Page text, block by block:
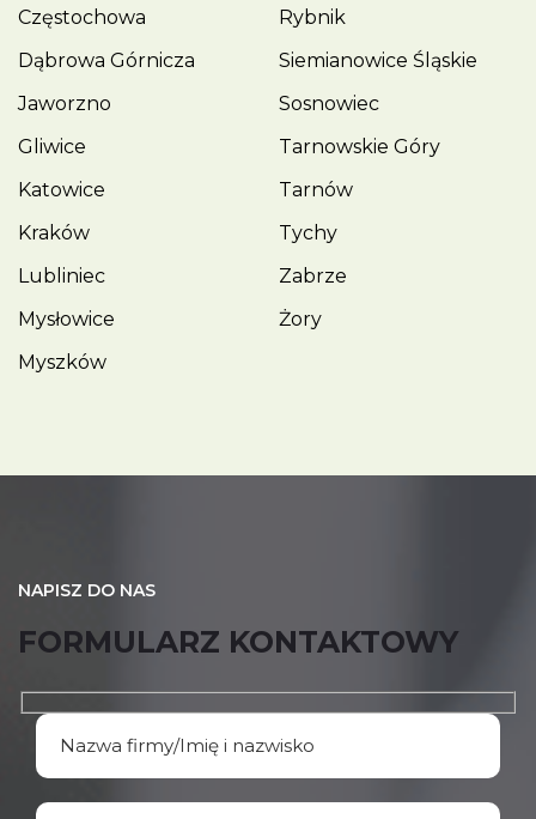
Częstochowa
Dąbrowa Górnicza
Jaworzno
Gliwice
Katowice
Kraków
Lubliniec
Mysłowice
Myszków
Rybnik
Siemianowice Śląskie
Sosnowiec
Tarnowskie Góry
Tarnów
Tychy
Zabrze
Żory
NAPISZ DO NAS
FORMULARZ KONTAKTOWY